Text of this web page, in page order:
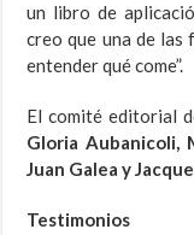
un libro de
creo que una de las
entender qué come”.
El comité editorial
Gloria Aubanicoli,
Juan Galea y
Testimonios